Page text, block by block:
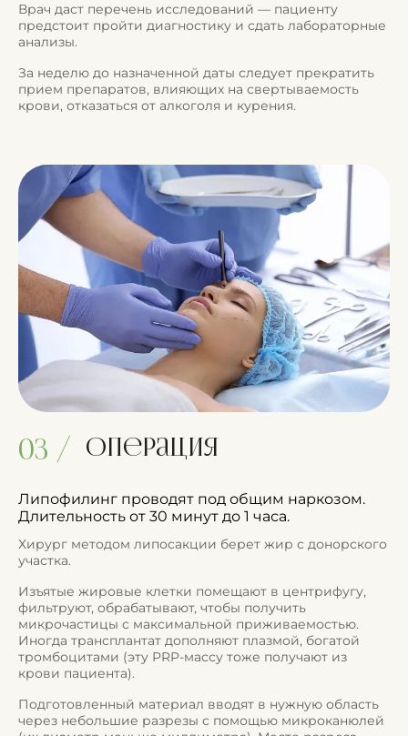
Врач даст перечень исследований — пациенту
предстоит пройти диагностику и сдать лабораторные
анализы.
За неделю до назначенной даты следует прекратить
прием препаратов, влияющих на свертываемость
крови, отказаться от алкоголя и курения.
03 / Операция
Липофилинг проводят под общим наркозом.
Длительность от 30 минут до 1 часа.
Хирург методом липосакции берет жир с донорского
участка.
Изъятые жировые клетки помещают в центрифугу,
фильтруют, обрабатывают, чтобы получить
микрочастицы с максимальной приживаемостью.
Иногда трансплантат дополняют плазмой, богатой
тромбоцитами (эту PRP-массу тоже получают из
крови пациента).
Подготовленный материал вводят в нужную область
через небольшие разрезы с помощью микроканюлей